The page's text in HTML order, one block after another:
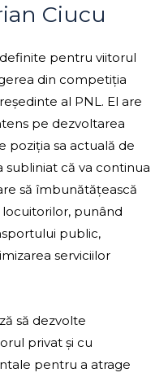
Ciucu
pentru viitorul
din competiția
al PNL. El are
pe dezvoltarea
poziția sa actuală de
subliniat că va continua
să îmbunătățească
locuitorilor, punând
public,
serviciilor
să dezvolte
privat și cu
pentru a atrage